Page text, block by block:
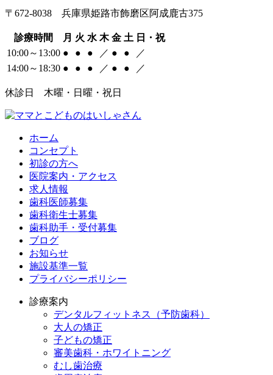
〒672-8038 兵庫県姫路市飾磨区阿成鹿古375
診療時間 月 火 水 木 金 土 日・祝
10:00～13:00 ● ● ● ／ ● ●
／
14:00～18:30 ● ● ● ／ ● ● ／
休診日 木曜・日曜・祝日
ホーム
コンセプト
初診の方へ
医院案内・アクセス
求人情報
歯科医師募集
歯科衛生士募集
歯科助手・受付募集
ブログ
お知らせ
施設基準一覧
プライバシーポリシー
診療案内
デンタルフィットネス
（予防歯科）
大人の矯正
子どもの矯正
審美歯科・ホワイトニング
むし歯治療